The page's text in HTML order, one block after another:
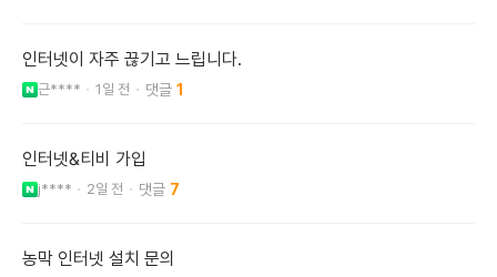
인터넷이 자주 끊기고 느립니다.
근**** 1일 전 1
인터넷&티비 가입
j**** 2일 전 7
농막 인터넷 설치 문의